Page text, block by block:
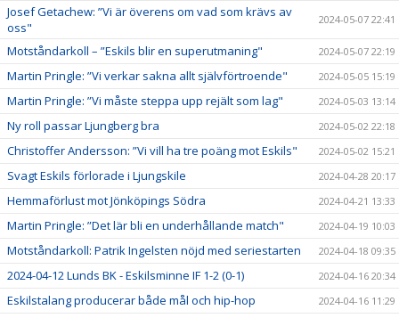
Josef Getachew: ”Vi är överens om vad som krävs av
oss"
2024-05-07 22:41
Motståndarkoll – ”Eskils blir en superutmaning" 2024-05-07 22:19
Martin Pringle: ”Vi verkar sakna allt självförtroende" 2024-05-05 15:19
Martin Pringle: ”Vi måste steppa upp rejält som lag" 2024-05-03 13:14
Ny roll passar Ljungberg bra 2024-05-02 22:18
Christoffer Andersson: ”Vi vill ha tre poäng mot Eskils" 2024-05-02 15:21
Svagt Eskils förlorade i Ljungskile 2024-04-28 20:17
Hemmaförlust mot Jönköpings Södra 2024-04-21 13:33
Martin Pringle: ”Det lär bli en underhållande match" 2024-04-19 10:03
Motståndarkoll: Patrik Ingelsten nöjd med seriestarten 2024-04-18 09:35
2024-04-12 Lunds BK - Eskilsminne IF 1-2 (0-1) 2024-04-16 20:34
Eskilstalang producerar både mål och hip-hop 2024-04-16 11:29